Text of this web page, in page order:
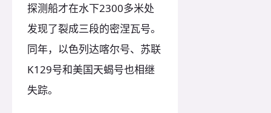
探测船才在水下2300多米处
发现了裂成三段的密涅瓦号。
同年，以色列达喀尔号、苏联
K129号和美国天蝎号也相继
失踪。